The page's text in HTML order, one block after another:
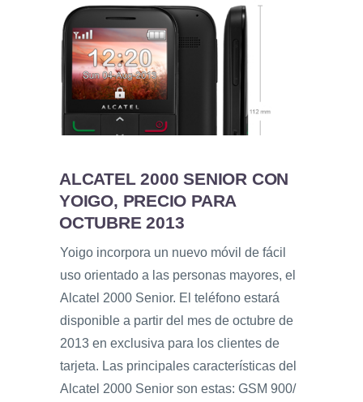
ALCATEL 2000 SENIOR CON
YOIGO, PRECIO PARA
OCTUBRE 2013
Yoigo incorpora un nuevo móvil de fácil
uso orientado a las personas mayores, el
Alcatel 2000 Senior. El teléfono estará
disponible a partir del mes de octubre de
2013 en exclusiva para los clientes de
tarjeta. Las principales características del
Alcatel 2000 Senior son estas: GSM 900/